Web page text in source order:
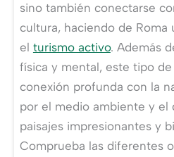
sino también conectarse
cultura, haciendo de Roma
el turismo activo. Además
física y mental, este tipo
conexión profunda con la
por el medio ambiente y el
paisajes impresionantes y
Comprueba las diferentes